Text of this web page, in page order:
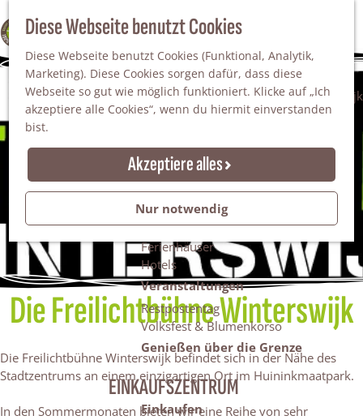
Diese Webseite benutzt Cookies
Diese Webseite benutzt Cookies (Funktional, Analytik,
Marketing). Diese Cookies sorgen dafür, dass diese
Webseite so gut wie möglich funktioniert. Klicke auf „Ich
akzeptiere alle Cookies“, wenn du hiermit einverstanden
bist.
Akzeptiere alles
Nur notwendig
100% WINTERSWIJK
S
u
c
h
e
n
M
e
n
ü
Da staunt man!
Freiheitsbäume
Natur
Naturgebiete
Nationaler Landschaftspark Winterswijk
Der Steingrube
Gärten & Parks
Übernachten
Campingplätze & Ferienparks
Gruppenunterkünfte
Bed & Breakfasts
Ferienhäuser
Hotels
Veranstaltungen
Restpostentag
Volksfest & Blumenkorso
Genießen über die Grenze
EINKAUFSZENTRUM
Einkaufen
Die Freilichtbühne Winterswijk
Die Freilichtbühne Winterswijk befindet sich in der Nähe des
Stadtzentrums an einem einzigartigen Ort im Huininkmaatpark.
In den Sommermonaten bieten wir eine Reihe von sehr